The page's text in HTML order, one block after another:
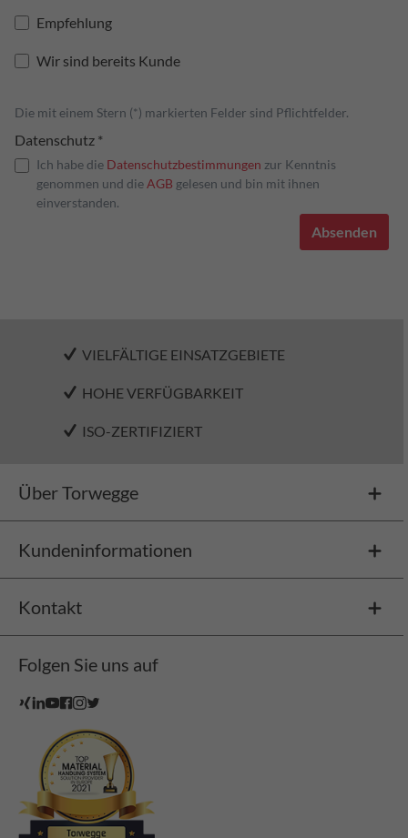
Empfehlung
Wir sind bereits Kunde
Die mit einem Stern (*) markierten Felder sind Pflichtfelder.
Datenschutz *
Ich habe die Datenschutzbestimmungen zur Kenntnis
genommen und dieAGB gelesen und bin mit ihnen
einverstanden.
Absenden
VIELFÄLTIGE EINSATZGEBIETE
HOHE VERFÜGBARKEIT
ISO-ZERTIFIZIERT
Über Torwegge
Kundeninformationen
Kontakt
Folgen Sie uns auf